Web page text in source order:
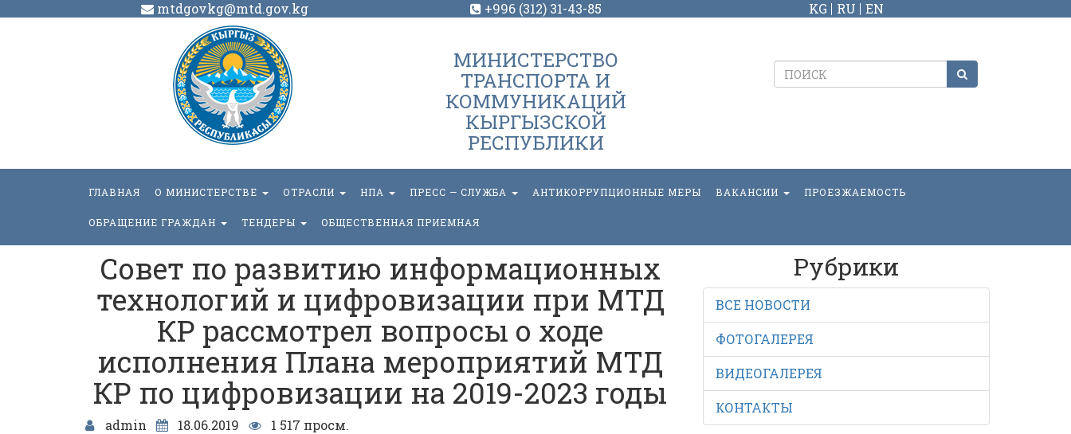
mtdgovkg@mtd.gov.kg +996 (312) 31-43-85 KG RU EN
МИНИСТЕРСТВО
ТРАНСПОРТА И
КОММУНИКАЦИЙ
КЫРГЫЗСКОЙ
РЕСПУБЛИКИ
ГЛАВНАЯ О МИНИСТЕРСТВЕ ОТРАСЛИ НПА ПРЕСС — СЛУЖБА АНТИКОРРУПЦИОННЫЕ МЕРЫ ВАКАНСИИ ПРОЕЗЖАЕМОСТЬ
ОБРАЩЕНИЕ ГРАЖДАН ТЕНДЕРЫ ОБЩЕСТВЕННАЯ ПРИЕМНАЯ
Совет по развитию информационных
технологий и цифровизации при МТД
КР рассмотрел вопросы о ходе
исполнения Плана мероприятий МТД
КР по цифровизации на 2019-2023 годы
admin 18.06.2019
1 517 просм.
Рубрики
ВСЕ НОВОСТИ
ФОТОГАЛЕРЕЯ
ВИДЕОГАЛЕРЕЯ
КОНТАКТЫ